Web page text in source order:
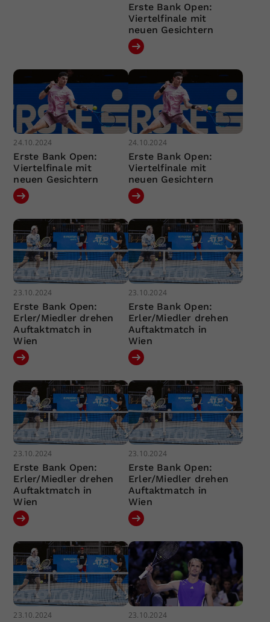
Erste Bank Open:
Viertelfinale mit
neuen Gesichtern
24.10.2024
Erste Bank Open:
Viertelfinale mit
neuen Gesichtern
24.10.2024
Erste Bank Open:
Viertelfinale mit
neuen Gesichtern
23.10.2024
Erste Bank Open:
Erler/Miedler drehen
Auftaktmatch in
Wien
23.10.2024
Erste Bank Open:
Erler/Miedler drehen
Auftaktmatch in
Wien
23.10.2024
Erste Bank Open:
Erler/Miedler drehen
Auftaktmatch in
Wien
23.10.2024
Erste Bank Open:
Erler/Miedler drehen
Auftaktmatch in
Wien
23.10.2024 23.10.2024